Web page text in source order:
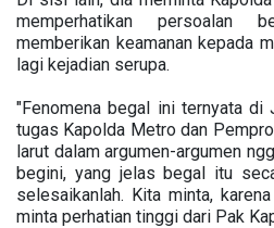
memperhatikan persoalan
memberikan keamanan kepada
lagi kejadian serupa.
"Fenomena begal ini ternyata
tugas Kapolda Metro dan
larut dalam argumen-argumen
begini, yang jelas begal itu
selesaikanlah. Kita minta,
minta perhatian tinggi dari Pak